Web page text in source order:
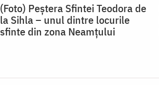
(Foto) Peștera Sfintei Teodora de
la Sihla – unul dintre locurile
sfinte din zona Neamțului